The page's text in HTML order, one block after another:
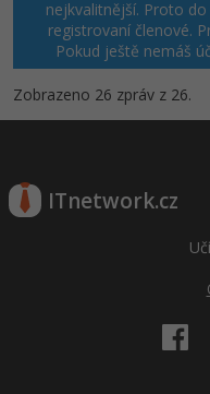
nejkvalitnější. Proto
registrovaní členové.
Pokud ještě nemáš
Zobrazeno 26 zpráv z 26.
ITnetwork.cz